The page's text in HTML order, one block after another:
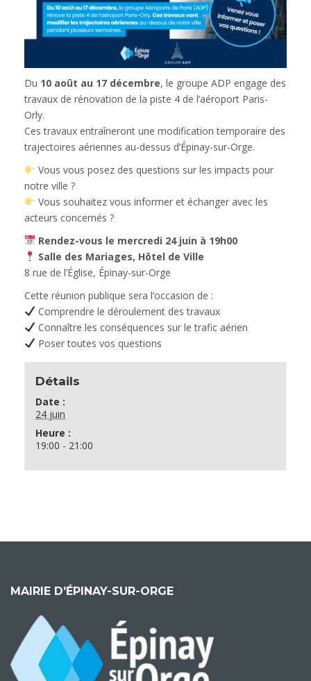
Du 10 août au 17 décembre, le groupe ADP engage des
travaux de rénovation de la piste 4 de l’aéroport Paris-
Orly.
Ces travaux entraîneront une modification temporaire des
trajectoires aériennes au-dessus d’Épinay-sur-Orge.
Vous vous posez des questions sur les impacts pour
notre ville ?
Vous souhaitez vous informer et échanger avec les
acteurs concernés ?
Rendez-vous le mercredi 24 juin à 19h00
Salle des Mariages, Hôtel de Ville
8 rue de l’Église, Épinay-sur-Orge
Cette réunion publique sera l’occasion de :
Comprendre le déroulement des travaux
Connaître les conséquences sur le trafic aérien
Poser toutes vos questions
Détails
Date :
24 juin
Heure :
19:00 - 21:00
MAIRIE D’ÉPINAY-SUR-ORGE